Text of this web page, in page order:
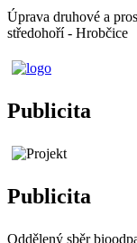
Úprava druhové a
středohoří - Hrobčice
Publicita
Publicita
Oddělený sběr